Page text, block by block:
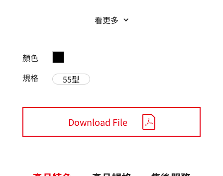
看更多
顏色
規格
55型
Download File